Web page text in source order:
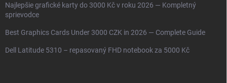
Najlepšie grafické karty do 3000 Kč v roku 2026 — Kompletný
sprievodce
Best Graphics Cards Under 3000 CZK in 2026 — Complete Guide
Dell Latitude 5310 – repasovaný FHD notebook za 5000 Kč